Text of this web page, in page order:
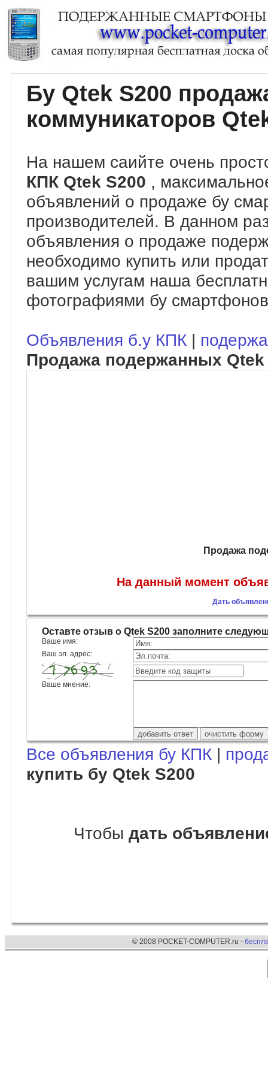
Бу Qtek S200
коммуникаторов
На нашем саийте очень
КПК Qtek S200 ,
объявлений о продаже бу
производителей. В данном
объявления о продаже
необходимо купить или
вашим услугам наша
фотографиями бу
Объявления б.у КПК |
Продажа подержанных Qtek
Продажа
На данный момент
Дать
Оставте отзыв о Qtek S200 заполните
Ваше имя:
Ваш эл. адрес:
Ваше мнение:
Все объявления бу КПК |
купить бу Qtek S200
Чтобы дать
© 2008 POCKET-COMPUTER.ru -